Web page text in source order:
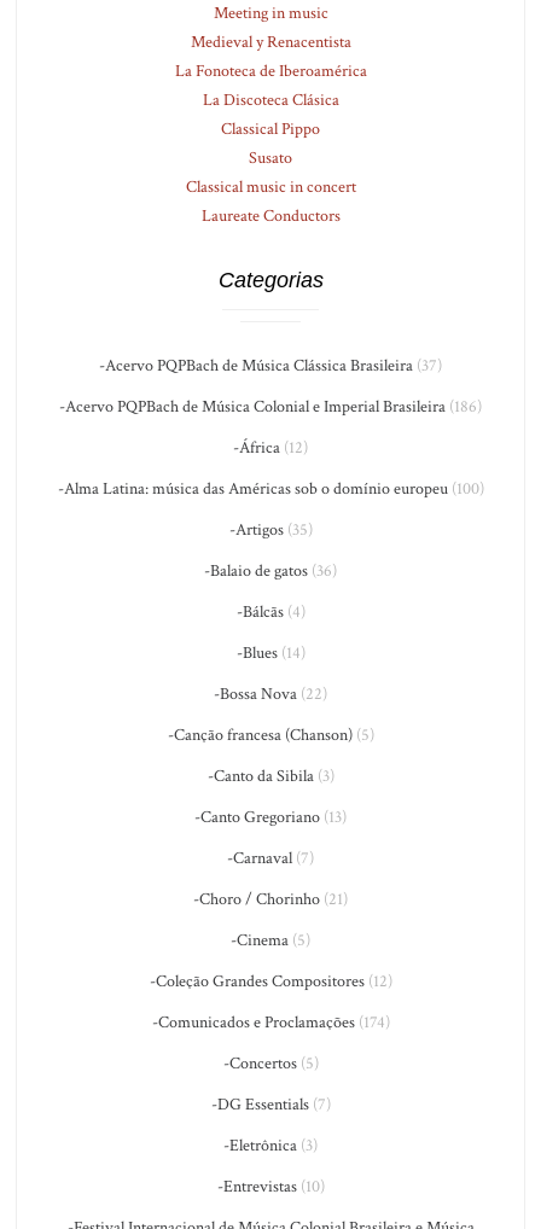
Meeting in music
Medieval y Renacentista
La Fonoteca de Iberoamérica
La Discoteca Clásica
Classical Pippo
Susato
Classical music in concert
Laureate Conductors
Categorias
-Acervo PQPBach de Música Clássica Brasileira (37)
-Acervo PQPBach de Música Colonial e Imperial Brasileira (186)
-África (12)
-Alma Latina: música das Américas sob o domínio europeu(100)
-Artigos(35)
-Balaio de gatos (36)
-Bálcãs(4)
-Blues(14)
-Bossa Nova (22)
-Canção francesa (Chanson)(5)
-Canto da Sibila(3)
-Canto Gregoriano (13)
-Carnaval (7)
-Choro / Chorinho (21)
-Cinema (5)
-Coleção Grandes Compositores(12)
-Comunicados e Proclamações(174)
-Concertos(5)
-DG Essentials(7)
-Eletrônica (3)
-Entrevistas(10)